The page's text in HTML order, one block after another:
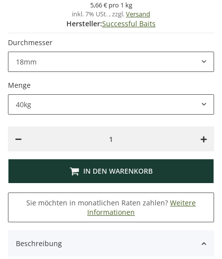
5,66 € pro 1 kg
inkl. 7% USt. , zzgl.Versand
Hersteller:Successful Baits
Durchmesser
18mm
Menge
40kg
IN DEN WARENKORB
Sie möchten in monatlichen Raten zahlen? Weitere
Informationen
Beschreibung